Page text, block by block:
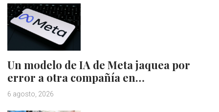
Un modelo de IA de Meta jaquea por
error a otra compañía en…
6 agosto, 2026